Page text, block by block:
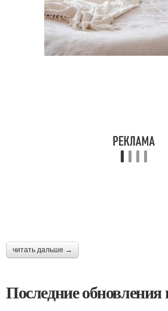
читать дальше →
Последние обновления